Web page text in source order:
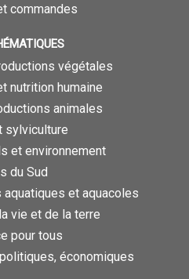
commandes
végétales
nutrition humaine
animales
sylviculture
et environnement
du Sud
et aquacoles
vie et de la terre
pour tous
économiques